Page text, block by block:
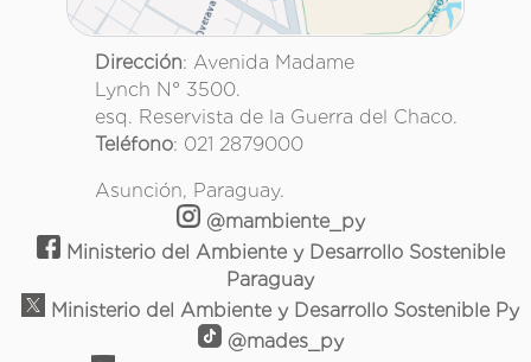
Dirección: Avenida Madame
Lynch N° 3500.
esq. Reservista de la Guerra del Chaco.
Teléfono: 021 2879000
Asunción, Paraguay.
@mambiente_py
Ministerio del Ambiente y Desarrollo Sostenible
Paraguay
Ministerio del Ambiente y Desarrollo Sostenible Py
@mades_py